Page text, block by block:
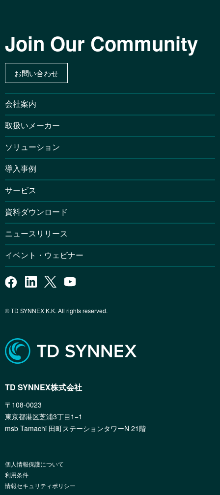
Join Our Community
お問い合わせ
会社案内
取扱いメーカー
ソリューション
導入事例
サービス
資料ダウンロード
ニュースリリース
イベント・ウェビナー
© TD SYNNEX K.K. All rights reserved.
TD SYNNEX株式会社
〒108-0023
東京都港区芝浦3丁目1−1
msb Tamachi 田町ステーションタワーN 21階
個人情報保護について
利用条件
情報セキュリティポリシー